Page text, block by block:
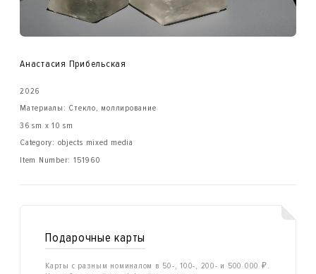
Анастасия Прибельская
2026
Материалы: Стекло, моллирование
36 sm x 10 sm
Category: objects mixed media
Item Number: 151960
Подарочные карты
Карты с разным номиналом в 50-, 100-, 200- и 500 000 ₽.